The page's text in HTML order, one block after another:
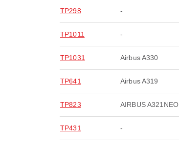
TP298 -
TP1011 -
TP1031 Airbus A330
TP641 Airbus A319
TP823 AIRBUS A321NEO
TP431 -